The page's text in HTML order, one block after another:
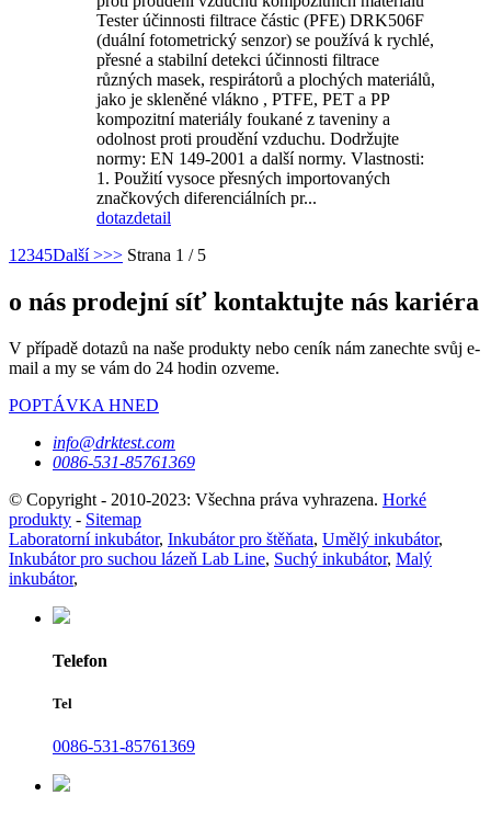
Tester účinnosti filtrace částic (PFE) DRK506F
(duální fotometrický senzor) se používá k rychlé,
přesné a stabilní detekci účinnosti filtrace
různých masek, respirátorů a plochých materiálů,
jako je skleněné vlákno , PTFE, PET a PP
kompozitní materiály foukané z taveniny a
odolnost proti proudění vzduchu. Dodržujte
normy: EN 149-2001 a další normy. Vlastnosti:
1. Použití vysoce přesných importovaných
značkových diferenciálních pr...
dotazdetail
1 2345Další >>> Strana 1 / 5
o nás prodejní síť kontaktujte nás kariéra
V případě dotazů na naše produkty nebo ceník nám zanechte svůj e-
mail a my se vám do 24 hodin ozveme.
POPTÁVKA HNED
info@drktest.com
0086-531-85761369
© Copyright - 2010-2023: Všechna práva vyhrazena. Horké
produkty - Sitemap
Laboratorní inkubátor, Inkubátor pro štěňata, Umělý inkubátor,
Inkubátor pro suchou lázeň Lab Line, Suchý inkubátor, Malý
inkubátor,
Telefon
Tel
0086-531-85761369